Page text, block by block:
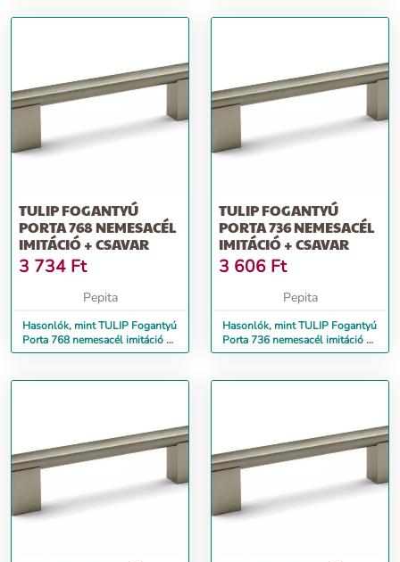
TULIP FOGANTYÚ
PORTA 768 NEMESACÉL
IMITÁCIÓ + CSAVAR
3 734 Ft
Pepita
Hasonlók, mint TULIP Fogantyú
Porta 768 nemesacél imitáció +
csavar
TULIP FOGANTYÚ
PORTA 736 NEMESACÉL
IMITÁCIÓ + CSAVAR
3 606 Ft
Pepita
Hasonlók, mint TULIP Fogantyú
Porta 736 nemesacél imitáció +
csavar